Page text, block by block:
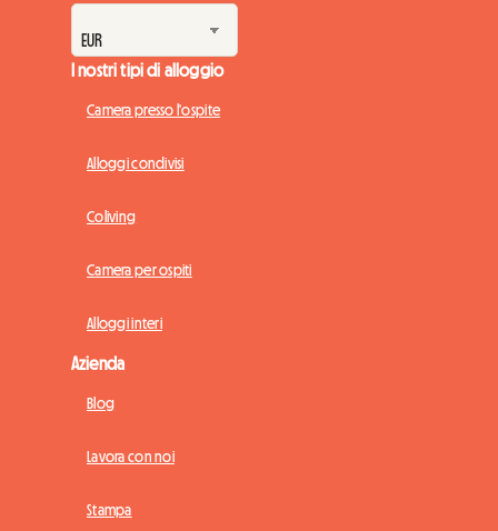
I nostri tipi di alloggio
Camera presso l'ospite
Alloggi condivisi
Coliving
Camera per ospiti
Alloggi interi
Azienda
Blog
Lavora con noi
Stampa